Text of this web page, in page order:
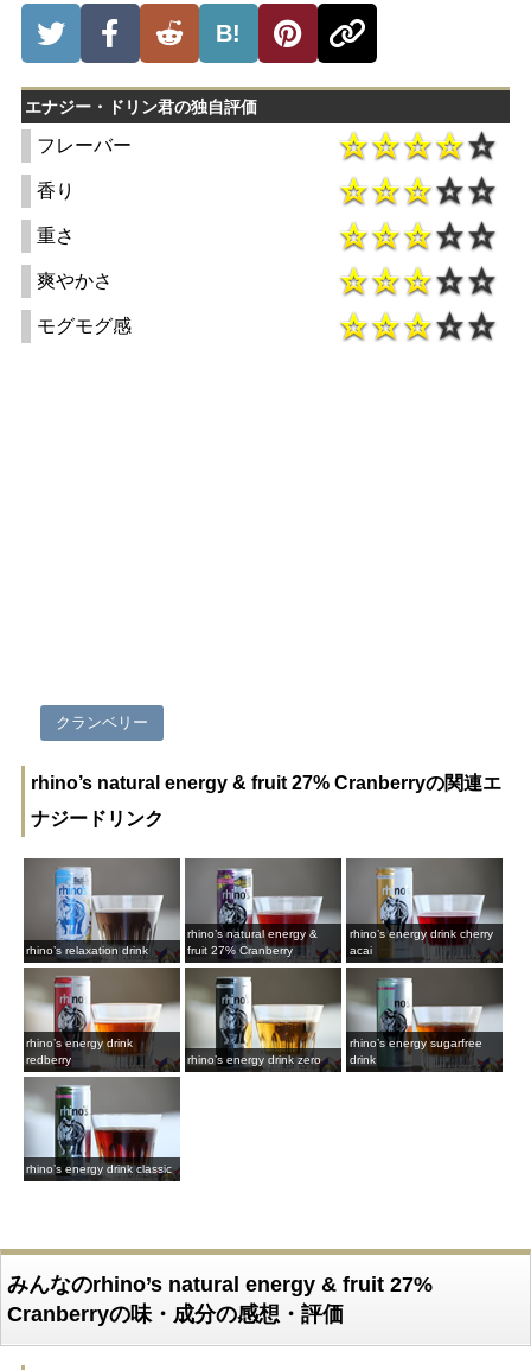
B!
エナジー・ドリン君の独自評価
フレーバー
香り
重さ
爽やかさ
モグモグ感
クランベリー
rhino’s natural energy & fruit 27% Cranberryの関連エ
ナジードリンク
rhino’s relaxation drink
rhino’s natural energy &
fruit 27% Cranberry
rhino’s energy drink cherry
acai
rhino’s energy drink
redberry
rhino’s energy drink zero
rhino’s energy sugarfree
drink
rhino’s energy drink classic
みんなのrhino’s natural energy & fruit 27%
Cranberryの味・成分の感想・評価